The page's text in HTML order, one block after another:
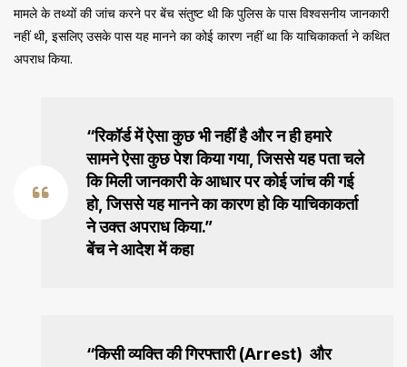
मामले के तथ्यों की जांच करने पर बेंच संतुष्ट थी कि पुलिस के पास विश्वसनीय जानकारी
नहीं थी, इसलिए उसके पास यह मानने का कोई कारण नहीं था कि याचिकाकर्ता ने कथित
अपराध किया.
“रिकॉर्ड में ऐसा कुछ भी नहीं है और न ही हमारे
सामने ऐसा कुछ पेश किया गया, जिससे यह पता चले
कि मिली जानकारी के आधार पर कोई जांच की गई
हो, जिससे यह मानने का कारण हो कि याचिकाकर्ता
ने उक्त अपराध किया.”
बेंच ने आदेश में कहा
“किसी व्यक्ति की गिरफ्तारी (Arrest) और